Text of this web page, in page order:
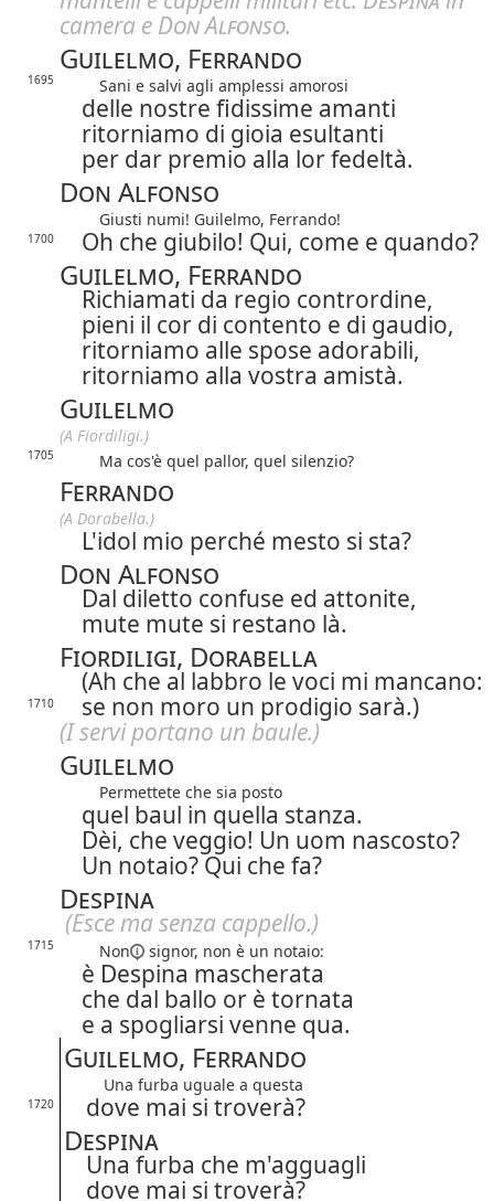
camera e Don Alfonso.
Guilelmo, Ferrando
1695 Sani e salvi agli amplessi amorosi
delle nostre fidissime amanti
ritorniamo di gioia esultanti
per dar premio alla lor fedeltà.
Don Alfonso
Giusti numi! Guilelmo, Ferrando!
1700 Oh che giubilo! Qui, come e quando?
Guilelmo, Ferrando
Richiamati da regio contrordine,
pieni il cor di contento e di gaudio,
ritorniamo alle spose adorabili,
ritorniamo alla vostra amistà.
Guilelmo
(A Fiordiligi.)
1705 Ma cos'è quel pallor, quel silenzio?
Ferrando
(A Dorabella.)
L'idol mio perché mesto si sta?
Don Alfonso
Dal diletto confuse ed attonite,
mute mute si restano là.
Fiordiligi, Dorabella
(Ah che al labbro le voci mi mancano:
1710
se non moro un prodigio sarà.)
(I servi portano un baule.)
Guilelmo
Permettete che sia posto
quel baul in quella stanza.
Dèi, che veggio! Un uom nascosto?
Un notaio? Qui che fa?
Despina
(Esce ma senza cappello.)
1715 Non signor, non è un notaio:
è Despina mascherata
che dal ballo or è tornata
e a spogliarsi venne qua.
Guilelmo, Ferrando
Una furba uguale a questa
1720 dove mai si troverà?
Despina
Una furba che m'agguagli
dove mai si troverà?